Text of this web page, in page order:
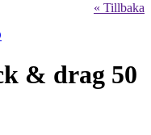
« Tillbaka
& drag 50